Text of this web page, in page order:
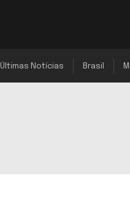
Últimas Notícias Brasil